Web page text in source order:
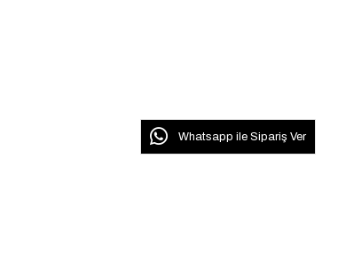
Whatsapp ile Sipariş Ver